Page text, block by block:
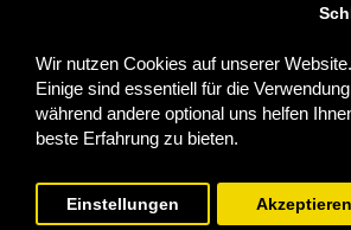
Wir nutzen Cookies auf unserer Website.
Einige sind essentiell für die
während andere optional uns helfen
beste Erfahrung zu bieten.
Einstellungen Akzeptieren
Auftragshistorie
Wunschzettel
Newsletter
Biostoffe.at - 2025